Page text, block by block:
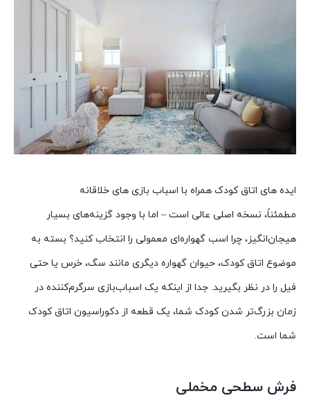
ایده های اتاق کودک همراه با اسباب بازی های خلاقانه
مطمئناً، نسخه اصلی عالی است – اما با وجود گزینه‌های بسیار
هیجان‌انگیز، چرا اسب گهواره‌ای معمولی را انتخاب کنید؟ بسته به
موضوع اتاق کودک، حیوان گهواره دیگری مانند سگ، خرس یا حتی
فیل را در نظر بگیرید. جدا از اینکه یک اسباب‌بازی سرگرم‌کننده در
زمان بزرگ‌تر شدن کودک شما، یک قطعه از دکوراسیون اتاق کودک
شما است.
فرش سطحی مخملی